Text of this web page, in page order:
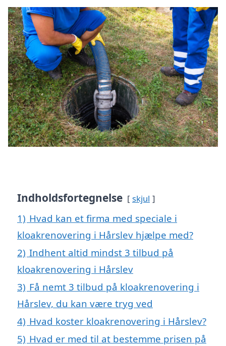
Indholdsfortegnelse skjul
1) Hvad kan et firma med speciale i
kloakrenovering i Hårslev hjælpe med?
2) Indhent altid mindst 3 tilbud på
kloakrenovering i Hårslev
3) Få nemt 3 tilbud på kloakrenovering i
Hårslev, du kan være tryg ved
4) Hvad koster kloakrenovering i Hårslev?
5) Hvad er med til at bestemme prisen på